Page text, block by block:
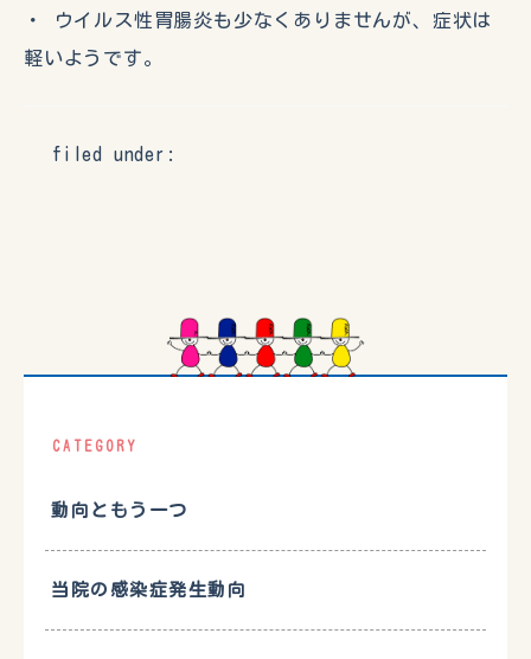
・ ウイルス性胃腸炎も少なくありませんが、症状は
軽いようです。
filed under:
CATEGORY
動向ともう一つ
当院の感染症発生動向